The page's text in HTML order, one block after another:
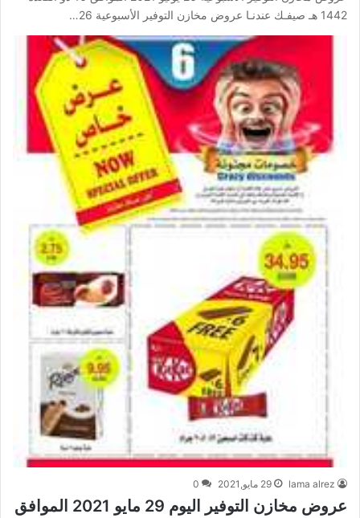
1442 هـ صيفـك عندنـا عروض مخازن التوفير الأسبوعية 26…
lama alrez 29 مايو,2021 0
عروض مخازن التوفير اليوم 29 مايو 2021 الموافق